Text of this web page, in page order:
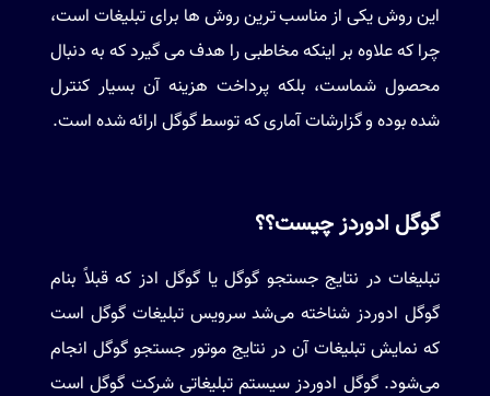
این روش یکی از مناسب ترین روش ها برای تبلیغات است،
چرا که علاوه بر اینکه مخاطبی را هدف می گیرد که به دنبال
محصول شماست، بلکه پرداخت هزینه آن بسیار کنترل
شده بوده و گزارشات آماری که توسط گوگل ارائه شده است.
گوگل ادوردز چیست؟؟
تبلیغات در نتایج جستجو گوگل یا گوگل ادز که قبلاً بنام
گوگل ادوردز شناخته می‌شد سرویس تبلیغات گوگل است
که نمایش تبلیغات آن در نتایج موتور جستجو گوگل انجام
می‌شود. گوگل ادوردز سیستم تبلیغاتی شرکت گوگل است